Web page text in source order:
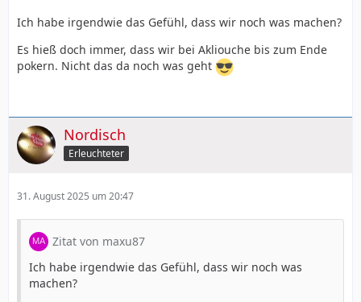
Ich habe irgendwie das Gefühl, dass wir noch was machen?
Es hieß doch immer, dass wir bei Akliouche bis zum Ende
pokern. Nicht das da noch was geht
Nordisch
Erleuchteter
31. August 2025 um 20:47
Zitat von maxu87
Ich habe irgendwie das Gefühl, dass wir noch was
machen?